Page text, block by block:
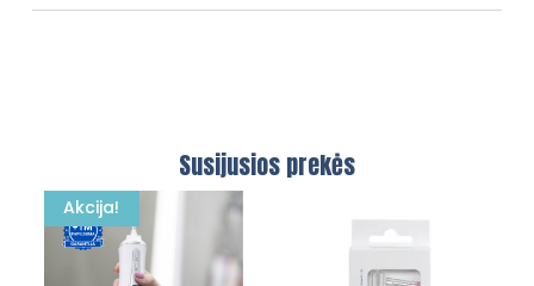
Susijusios prekės
Akcija!